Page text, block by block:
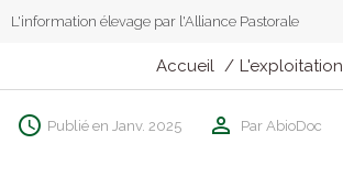
L'information élevage par l'Alliance Pastorale
Accueil L'exploitation
Publié en Janv. 2025 Par AbioDoc